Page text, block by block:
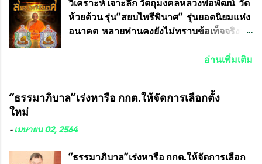
ทหาร ( หน้ากากหนุมาน ) ซึ่งทีมงานนักวิจัย
ของอาจารย์อ๊อด เล็งเห็นว่า หน้ากากป้องกัน
สารพิษทางทหาร ถ้าสามารถผลิตได้ใน
พิษทางทหารไม่ต้องนำเข้า ไม่ต้องเปลืองงบ
ประโยชน์อื่นอีกมากมาย อันจะเป็นประโยชน์
กับประเทศชาติอย่างยิ่ง ผมจะดีใจและภูมิใจ
ได้รับการผลิตในประเทศลดการนำเข้าโดยเด็ด
ประเทศได้ โดยทีมทนายความและทีม
วิเคราะห์ เจาะลึก วัตถุมงคลหลวงพ่อพัฒน์ วัด
ห้วยด้วน รุ่น”สยบไพรีพินาศ” รุ่นยอดนิยมแห่ง
อนาคต หลายท่านคงยังไม่ทราบข้อเท็จจริงว่า
พระเครื่องพระบูชาไทย บรรจุให้มีในรายการ
หลวงพ่อคูณ และพระเครื่องหลวงปู่หมุน แต่
พระเครื่องหลวงพ่อคูณ มีเพียงบางรุ่นเท่านั้นที่
หลวงพ่อคูณ มีการจัดสร้างไว้มากมายหลาย
การบรรจุพระเครื่องหลวงพ่อพัฒน์ ให้มีการ
อ่านเพิ่มเติม
“ธรรมาภิบาล”เร่งหารือ กกต.ให้จัดการเลือกตั้ง
ใหม่
-เมษายน 02, 2564
“ธรรมาภิบาล”เร่งหารือ กกต.ให้จัดการเลือก